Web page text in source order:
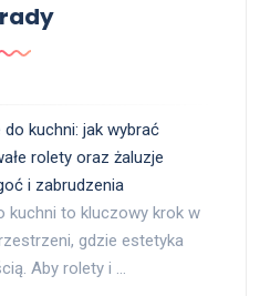
do kuchni: jak wybrać
rolety oraz żaluzje
i zabrudzenia
kuchni to kluczowy krok w
gdzie estetyka
Aby rolety i …